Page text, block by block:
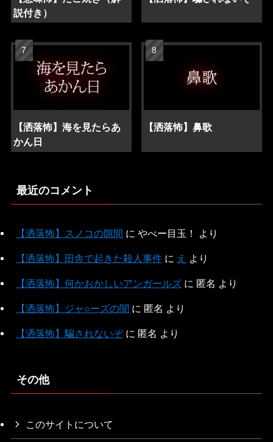
説付き）
【洒落怖】海を見たらあ
かん日
【洒落怖】鼻歌
最近のコメント
【洒落怖】スノコの隙間 に やべー目玉！ より
【洒落怖】田舎で起きた殺人事件に え より
【洒落怖】何かおかしいアンガールズに 匿名 より
【洒落怖】ジャ○ーズの闇 に 匿名 より
【洒落怖】騙されないぞに 匿名 より
その他
このサイトについて